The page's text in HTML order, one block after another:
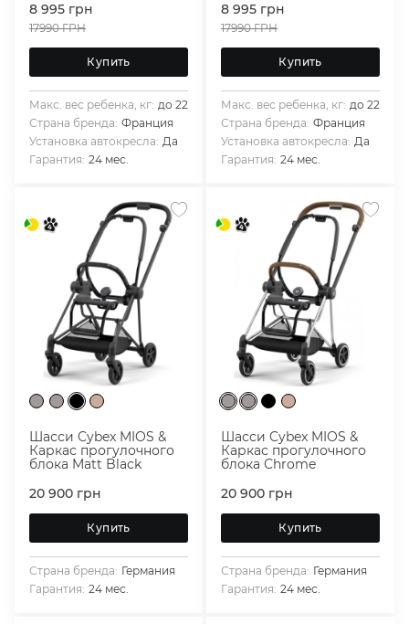
8 995 грн
17990 ГРН
Купить
Макс. вес ребенка, кг: до 22
Страна бренда: Франция
Установка автокресла: Да
Гарантия: 24 мес.
8 995 грн
17990 ГРН
Купить
Макс. вес ребенка, кг: до 22
Страна бренда: Франция
Установка автокресла: Да
Гарантия: 24 мес.
Шасси Cybex MIOS &
Каркас прогулочного
блока Matt Black
20 900 грн
Купить
Страна бренда: Германия
Гарантия: 24 мес.
Шасси Cybex MIOS &
Каркас прогулочного
блока Сhrome
20 900 грн
Купить
Страна бренда: Германия
Гарантия: 24 мес.